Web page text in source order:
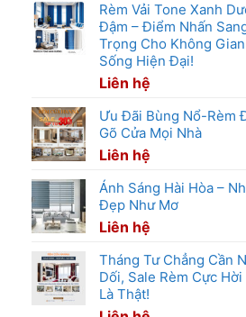
Rèm Vải Tone Xanh
Đậm – Điểm Nhấn
Trọng Cho Không Gian
Sống Hiện Đại!
Liên hệ
Ưu Đãi Bùng Nổ-Rèm
Gõ Cửa Mọi Nhà
Liên hệ
Ánh Sáng Hài Hòa –
Đẹp Như Mơ
Liên hệ
Tháng Tư Chẳng Cần
Dối, Sale Rèm Cực Hời
Là Thật!